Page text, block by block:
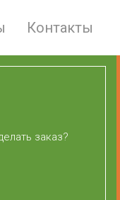
Контакты
заказ?